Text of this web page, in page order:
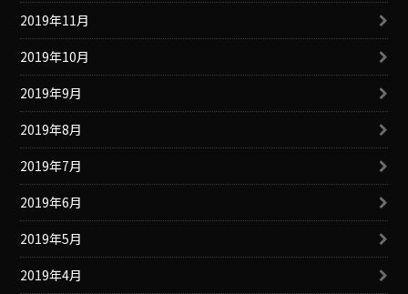
2019年11月
2019年10月
2019年9月
2019年8月
2019年7月
2019年6月
2019年5月
2019年4月